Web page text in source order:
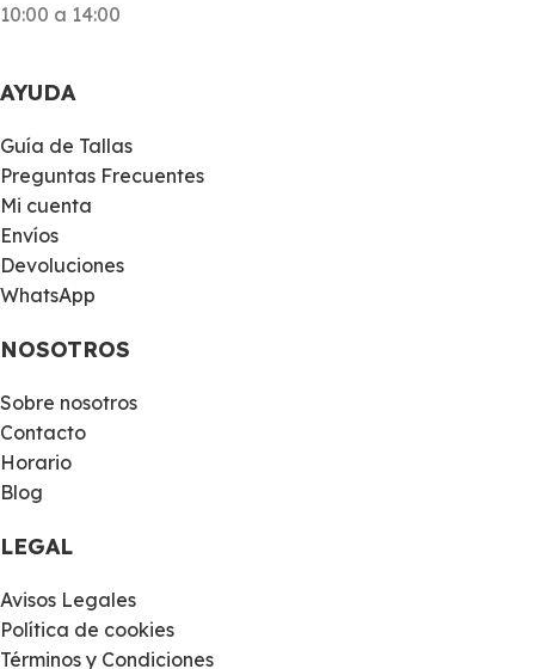
10:00 a 14:00
AYUDA
Guía de Tallas
Preguntas Frecuentes
Mi cuenta
Envíos
Devoluciones
WhatsApp
NOSOTROS
Sobre nosotros
Contacto
Horario
Blog
LEGAL
Avisos Legales
Política de cookies
Términos y Condiciones